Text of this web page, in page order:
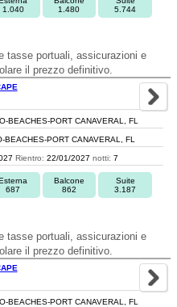
1.040
1.480
5.744
tasse portuali, assicurazioni e
il prezzo definitivo.
BEACHES-PORT CANAVERAL, FL
BEACHES-PORT CANAVERAL, FL
Rientro: 22/01/2027 notti: 7
687
Balcone
862
Suite
3.187
tasse portuali, assicurazioni e
il prezzo definitivo.
BEACHES-PORT CANAVERAL, FL